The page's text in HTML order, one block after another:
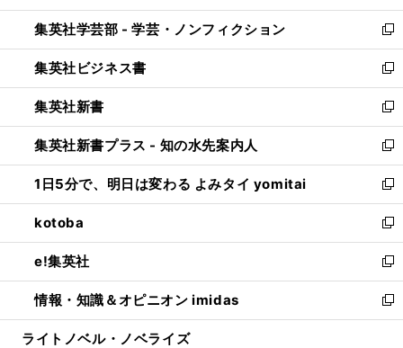
開
く
ウ
で
開
く
ン
ド
ウ
で
開
く
ウ
ィ
ン
ド
ウ
で
開
く
集英社学芸部 - 学芸・ノンフィクション
新
し
い
ウ
ィ
ン
ド
ウ
で
開
く
集英社ビジネス書
新
し
い
ウ
ィ
ン
ド
ウ
で
開
く
集英社新書
新
し
い
ウ
ィ
ン
ド
ウ
で
開
く
集英社新書プラス - 知の水先案内人
新
し
い
ウ
ィ
ン
ド
ウ
で
開
1日5分で、明日は変わる よみタイ yomitai
新
し
い
ウ
ィ
ン
ド
ウ
kotoba
新
し
い
ウ
ィ
ン
e!集英社
新
し
い
ウ
情報・知識＆オピニオン imidas
新
し
ライトノベル・ノベライズ